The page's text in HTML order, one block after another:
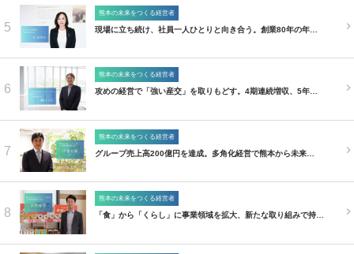
5
熊本の未来をつくる経営者
現場に立ち続け、社員一人ひとりと向き合う。創業80年の年…
6
熊本の未来をつくる経営者
攻めの経営で「強い産交」を取りもどす。4期連続増収、5年…
7
熊本の未来をつくる経営者
グループ売上高200億円を達成。多角化経営で熊本から未来…
8
熊本の未来をつくる経営者
「食」から「くらし」に事業領域を拡大、新たな取り組みで持…